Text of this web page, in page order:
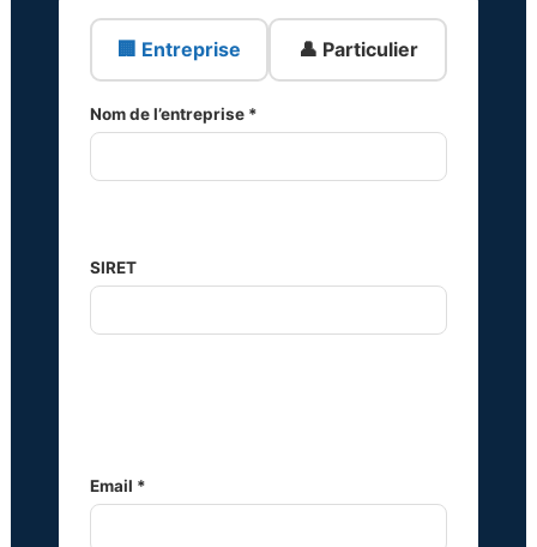
🏢 Entreprise 👤 Particulier
Nom de l’entreprise *
SIRET
Email *